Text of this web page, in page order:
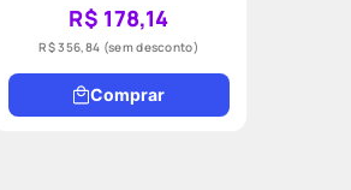
R$ 178,14
R$ 356,84 (sem desconto)
Comprar